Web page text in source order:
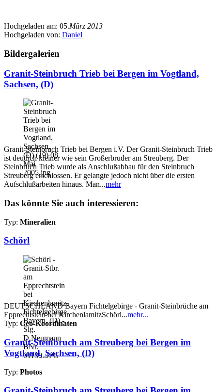
Hochgeladen am: 05.März 2013
Hochgeladen von: Daniel
Bildergalerien
Granit-Steinbruch Trieb bei Bergen im Vogtland,
Sachsen, (D)
Granit-Steinbruch Trieb bei Bergen i.V. Der Granit-Steinbruch Trieb
ist deutlich kleiner wie sein Großerbruder am Streuberg. Der
Steinbruch Trieb wurde als Anschlußabbau für den Steinbruch
Streuberg erschlossen. Er gelangte jedoch nicht über die ersten
Aufschlußarbeiten hinaus. Man...mehr
Das könnte Sie auch interessieren:
Typ: Mineralien
Schörl
DEUTSCHLAND Bayern Fichtelgebirge - Granit-Steinbrüche am
Epprechtstein bei KirchenlamitzSchörl...mehr...
Typ: Geo-Koordinaten
Granit-Steinbruch am Streuberg bei Bergen im
Vogtland, Sachsen, (D)
Typ: Photos